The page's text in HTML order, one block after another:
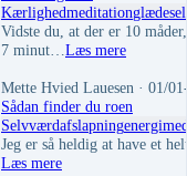
Kærlighedmeditationglæde
Vidste du, at der er 10
7 minut… Læs mere
Mette Hvied Lauesen · 01/
Sådan finder du roen
Selvværdafslapningenergi
Jeg er så heldig at have et
Læs mere